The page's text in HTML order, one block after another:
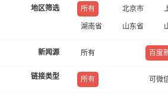
地区筛选 所有 北京市
湖南省 山东省
新闻源 所有 百度
链接类型 所有 可微